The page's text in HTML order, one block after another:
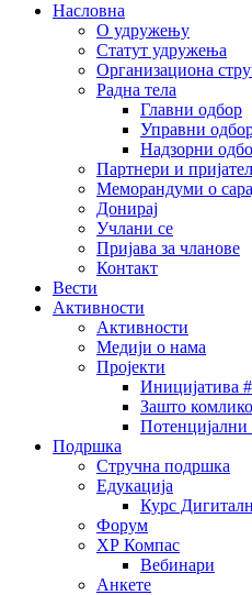
Насловна
О удружењу
Статут удружења
Организациона
Радна тела
Главни одбор
Управни
Надзорни
Партнери и
Меморандуми о
Донирај
Учлани се
Пријава за чланове
Контакт
Вести
Активности
Активности
Медији о нама
Пројекти
Иницијатива
Зашто
Потенцијални
Подршка
Стручна подршка
Едукација
Курс
Форум
ХР Компас
Вебинари
Анкете